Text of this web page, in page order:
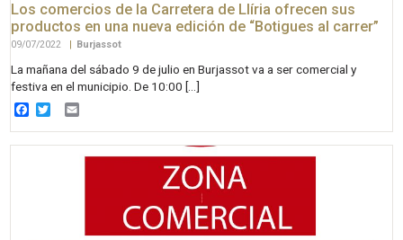
Los comercios de la Carretera de Llíria ofrecen sus
productos en una nueva edición de “Botigues al carrer”
09/07/2022 Burjassot
La mañana del sábado 9 de julio en Burjassot va a ser comercial y
festiva en el municipio. De 10:00 […]
Facebook
Twitter